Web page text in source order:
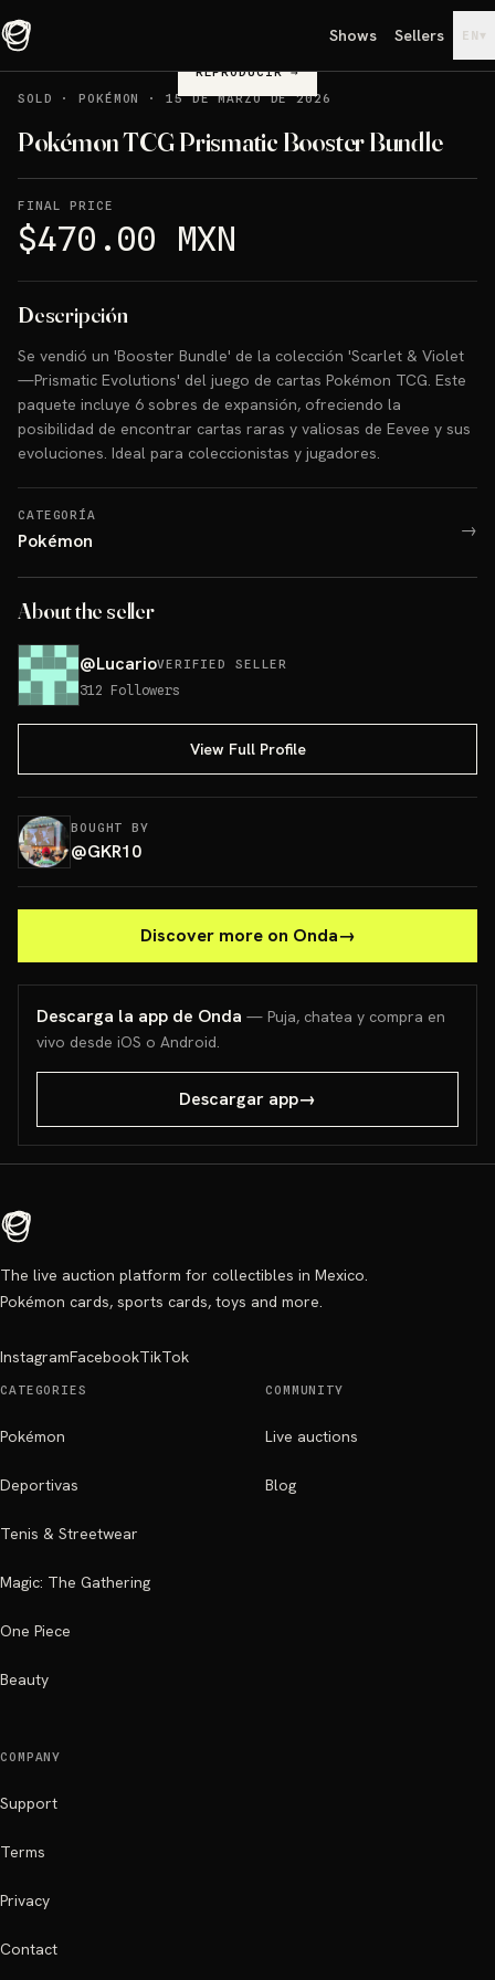
Shows Sellers EN ▾
REPRODUCIR→
SOLD
·POKÉMON · 15 DE MARZO DE 2026
Pokémon TCG Prismatic Booster Bundle
FINAL PRICE
$470.00 MXN
Descripción
Se vendió un 'Booster Bundle' de la colección 'Scarlet & Violet
—Prismatic Evolutions' del juego de cartas Pokémon TCG. Este
paquete incluye 6 sobres de expansión, ofreciendo la
posibilidad de encontrar cartas raras y valiosas de Eevee y sus
evoluciones. Ideal para coleccionistas y jugadores.
CATEGORÍA
Pokémon →
About the seller
@LucarioVERIFIED SELLER
312 Followers
View Full Profile
BOUGHT BY
@GKR10
Discover more on Onda→
Descarga la app de Onda — Puja, chatea y compra en
vivo desde iOS o Android.
Descargar app→
The live auction platform for collectibles in Mexico.
Pokémon cards, sports cards, toys and more.
InstagramFacebookTikTok
CATEGORIES
Pokémon
Deportivas
Tenis & Streetwear
Magic: The Gathering
One Piece
Beauty
COMMUNITY
Live auctions
Blog
COMPANY
Support
Terms
Privacy
Contact